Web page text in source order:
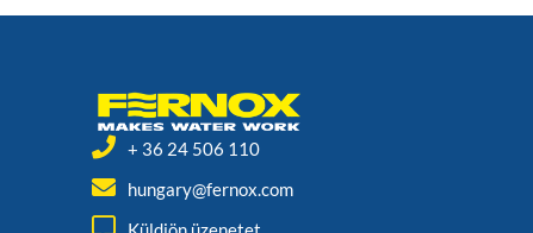
+ 36 24 506 110
hungary@fernox.com